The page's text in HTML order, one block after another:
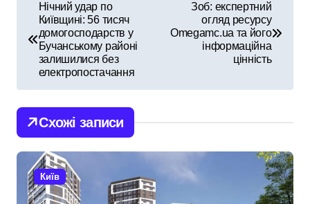
і
г
а
ц
Нічний удар по
Київщині: 56 тисяч
домогосподарств у
Бучанському районі
залишилися без
електропостачання
Зоб: експертний
огляд ресурсу
Omegamc.ua та його
інформаційна
цінність
Схожі записи
Київ